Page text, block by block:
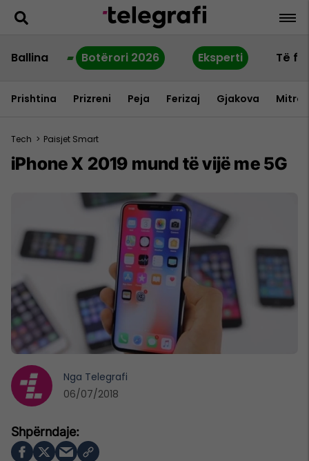
Ballina Botërori 2026 Eksperti Të
Prishtina Prizreni Peja Ferizaj Gjakova
Tech > Paisjet Smart
iPhone X 2019 mund të vijë me 5G
Nga Telegrafi
06/07/2018